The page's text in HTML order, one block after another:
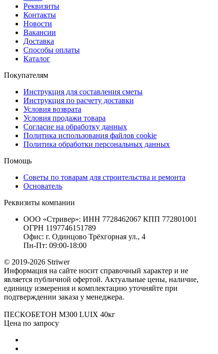
Реквизиты
Контакты
Новости
Вакансии
Доставка
Способы оплаты
Каталог
Покупателям
Инструкция для составления сметы
Инструкция по расчету доставки
Условия возврата
Условия продажи товара
Согласие на обработку данных
Политика использования файлов cookie
Политика обработки персональных данных
Помощь
Советы по товарам для строительства и ремонта
Основатель
Реквизиты компании
ООО «Стривер»: ИНН 7728462067 КПП 772801001
ОГРН 1197746151789
Офис: г. Одинцово Трёхгорная ул., 4
Пн-Пт: 09:00-18:00
© 2019-2026 Striwer
Информация на сайте носит справочный характер и не
является публичной офертой. Актуальные цены, наличие,
единицу измерения и комплектацию уточняйте при
подтверждении заказа у менеджера.
ПЕСКОБЕТОН М300 LUIX 40кг
Цена по запросу